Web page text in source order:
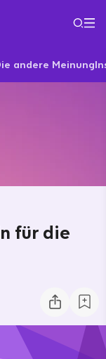
andere Meinung
für die